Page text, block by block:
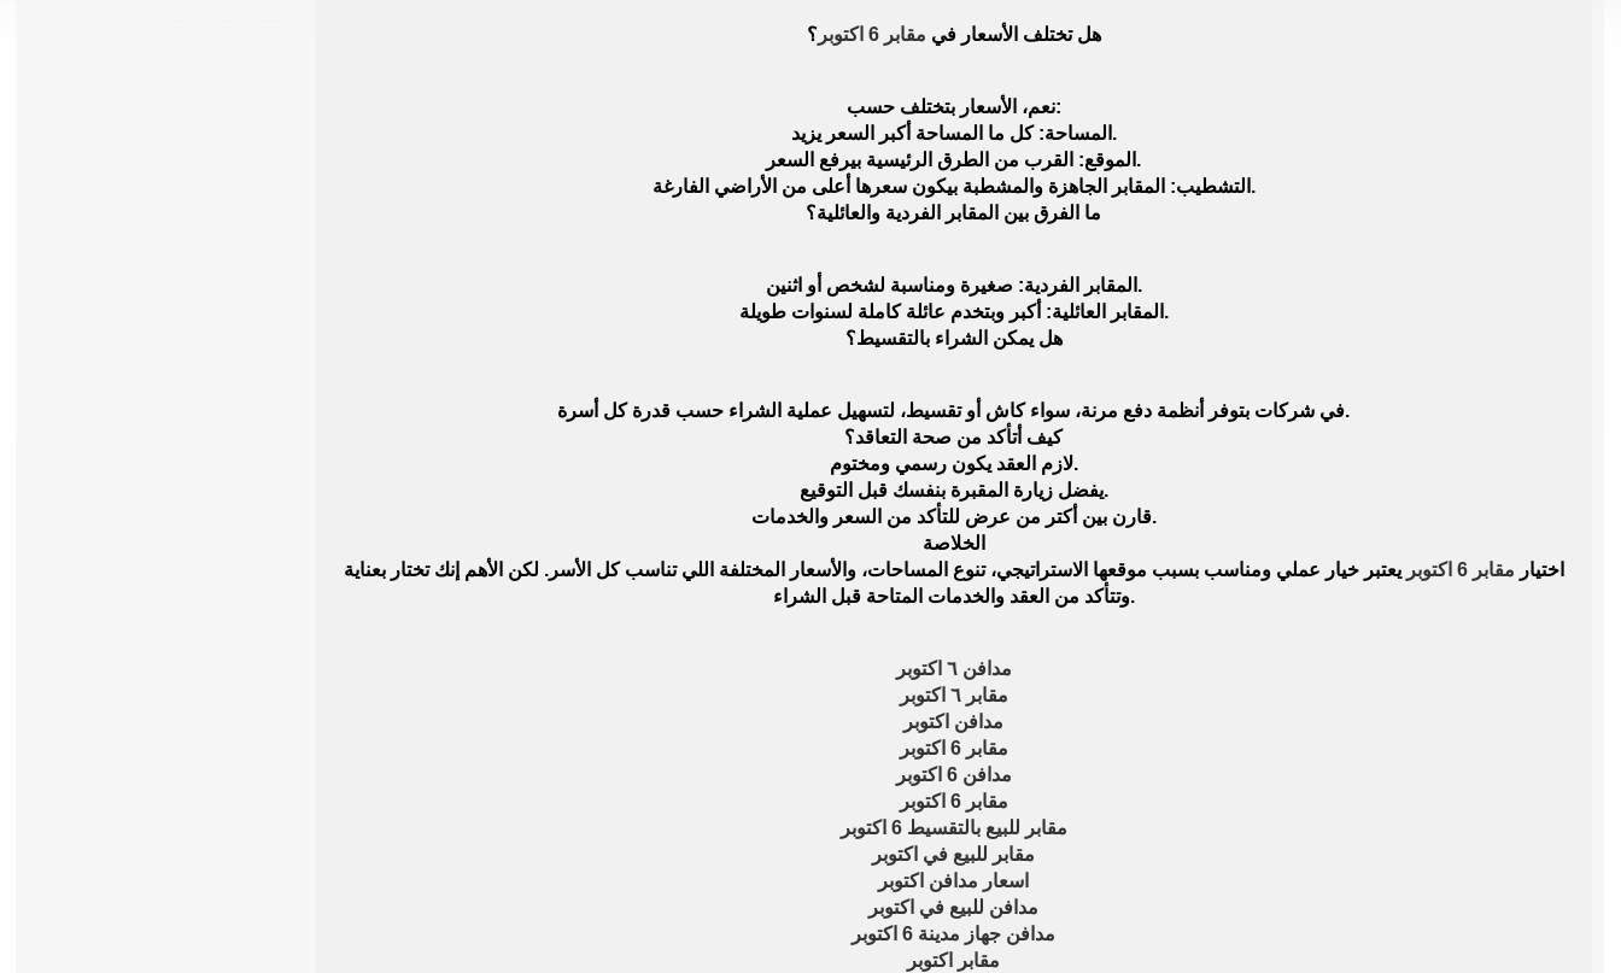
هل تختلف الأسعار في مقابر 6 اكتوبر ؟
نعم، الأسعار بتختلف حسب:
المساحة: كل ما المساحة أكبر السعر يزيد.
الموقع: القرب من الطرق الرئيسية بيرفع السعر.
التشطيب: المقابر الجاهزة والمشطبة بيكون سعرها أعلى من الأراضي الفارغة.
ما الفرق بين المقابر الفردية والعائلية؟
المقابر الفردية: صغيرة ومناسبة لشخص أو اثنين.
المقابر العائلية: أكبر وبتخدم عائلة كاملة لسنوات طويلة.
هل يمكن الشراء بالتقسيط؟
في شركات بتوفر أنظمة دفع مرنة، سواء كاش أو تقسيط، لتسهيل عملية الشراء حسب قدرة كل أسرة.
كيف أتأكد من صحة التعاقد؟
لازم العقد يكون رسمي ومختوم.
يفضل زيارة المقبرة بنفسك قبل التوقيع.
قارن بين أكتر من عرض للتأكد من السعر والخدمات.
الخلاصة
اختيار مقابر 6 اكتوبر
يعتبر خيار عملي ومناسب بسبب موقعها الاستراتيجي، تنوع المساحات، والأسعار المختلفة اللي تناسب كل الأسر. لكن الأهم إنك تختار بعناية
وتتأكد من العقد والخدمات المتاحة قبل الشراء.
مدافن ٦ اكتوبر
مقابر ٦ اكتوبر
مدافن اكتوبر
مقابر 6 اكتوبر
مدافن 6 اكتوبر
مقابر 6 اكتوبر
مقابر للبيع بالتقسيط 6 اكتوبر
مقابر للبيع في اكتوبر
اسعار مدافن اكتوبر
مدافن للبيع في اكتوبر
مدافن جهاز مدينة 6 اكتوبر
مقابر اكتوبر